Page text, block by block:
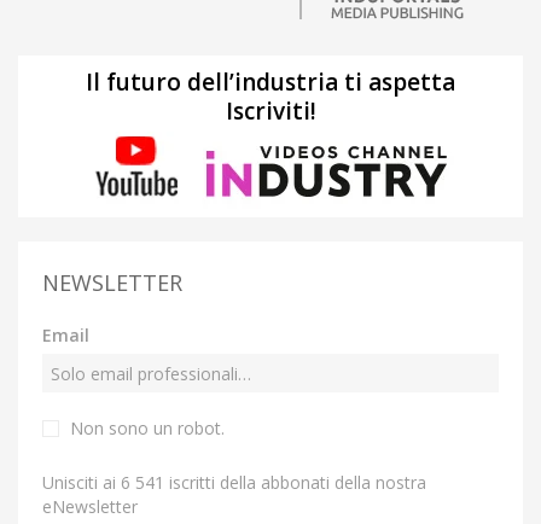
Il futuro dell’industria ti aspetta
Iscriviti!
NEWSLETTER
Email
Non sono un robot.
Unisciti ai 6 541 iscritti della abbonati della nostra
eNewsletter